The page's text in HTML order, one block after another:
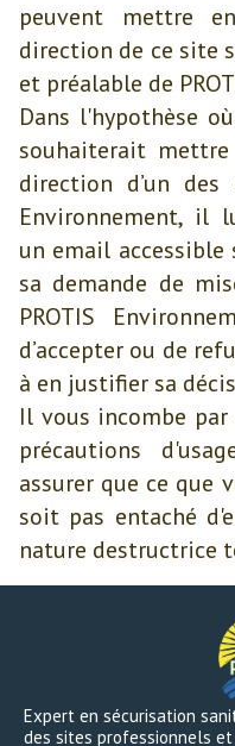
peuvent mettre
direction de ce site
et préalable de
Dans l'hypothèse
souhaiterait
direction d’un
Environnement, il
un email
sa demande de
PROTIS
d’accepter ou de
à en justifier sa
Il vous incombe
précautions
assurer que ce que
soit pas entaché
nature destructrice
Expert en sécurisation
des sites professionnels